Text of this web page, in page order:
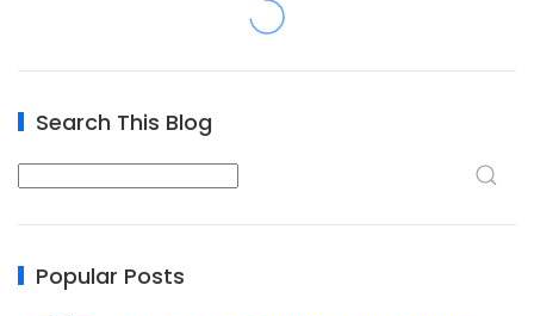
Search This Blog
Popular Posts